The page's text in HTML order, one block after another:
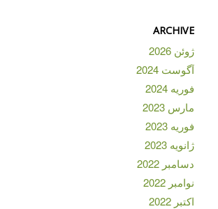
ARCHIVE
ژوئن 2026
آگوست 2024
فوریه 2024
مارس 2023
فوریه 2023
ژانویه 2023
دسامبر 2022
نوامبر 2022
اکتبر 2022